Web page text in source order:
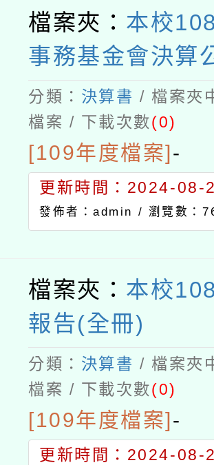
檔案夾： 本校
事務基金會決算
分類： 決算書 / 檔案夾
檔案 / 下載次數(0)
[109年度檔案] -
更新時間：2024-08-
發佈者：admin / 瀏覽數：
檔案夾： 本校
報告(全冊)
分類： 決算書 / 檔案夾
檔案 / 下載次數(0)
[109年度檔案] -
更新時間：2024-08-